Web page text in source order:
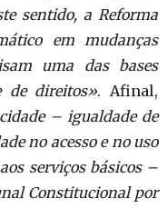
sentido, a Reforma
em mudanças
uma das bases
de direitos». Afinal,
– igualdade de
no acesso e no uso
serviços básicos –
Constitucional por